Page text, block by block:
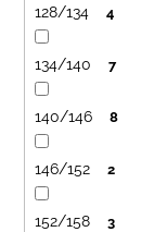
128/134 4
134/140 7
140/146 8
146/152 2
152/158 3
UV
30
SVETLO
MODRÁ
€16